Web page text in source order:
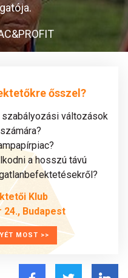
ősszel?
változások
a hosszú távú
Klub
Budapest
MOST >>